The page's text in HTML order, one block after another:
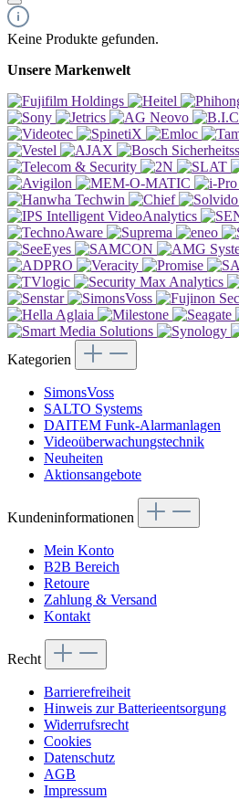
Keine Produkte gefunden.
Unsere Markenwelt
Kategorien
SimonsVoss
SALTO Systems
DAITEM Funk-Alarmanlagen
Videoüberwachungstechnik
Neuheiten
Aktionsangebote
Kundeninformationen
Mein Konto
B2B Bereich
Retoure
Zahlung & Versand
Kontakt
Recht
Barrierefreiheit
Hinweis zur Batterieentsorgung
Widerrufsrecht
Cookies
Datenschutz
AGB
Impressum